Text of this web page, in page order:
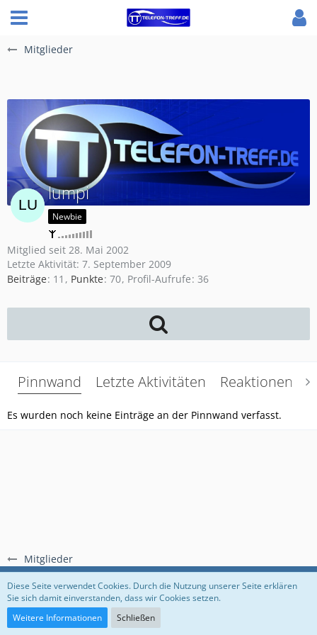
Mitglieder
Mitglieder
lumpi
Newbie
Mitglied seit 28. Mai 2002
Letzte Aktivität: 7. September 2009
Beiträge 11 Punkte 70 Profil-Aufrufe 36
Pinnwand Letzte Aktivitäten Reaktionen
Es wurden noch keine Einträge an der Pinnwand verfasst.
Regeln Datenschutzerklärung Impressum
Community-Software:
Diese Seite verwendet Cookies. Durch die Nutzung unserer Seite erklären
Sie sich damit einverstanden, dass wir Cookies setzen.
Weitere Informationen
Schließen